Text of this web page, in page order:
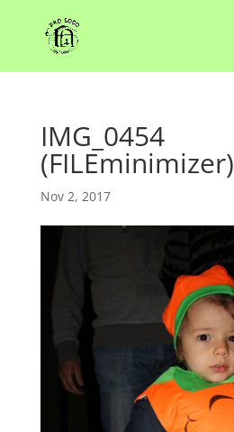
IMG_0454
(FILEminimizer)
Nov 2, 2017